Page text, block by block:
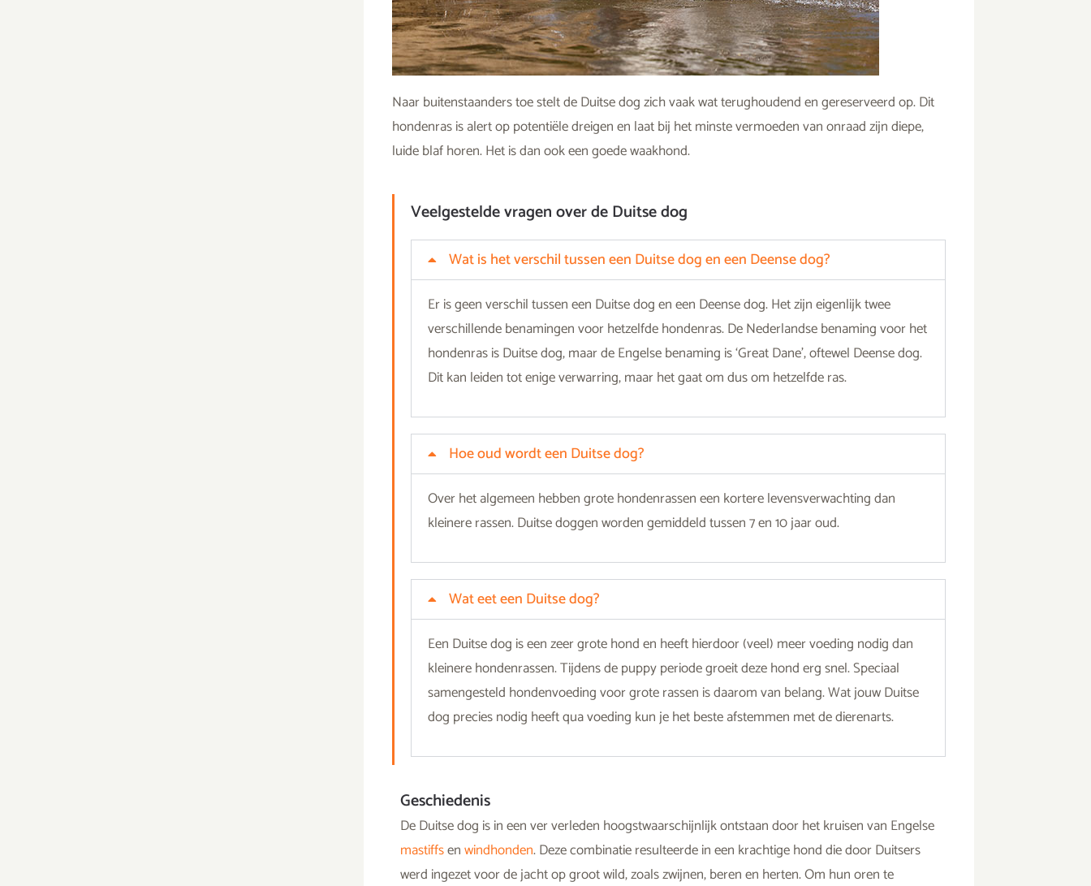
Naar buitenstaanders toe stelt de Duitse dog zich vaak wat terughoudend en gereserveerd op. Dit
hondenras is alert op potentiële dreigen en laat bij het minste vermoeden van onraad zijn diepe,
luide blaf horen. Het is dan ook een goede waakhond.
Veelgestelde vragen over de Duitse dog
Wat is het verschil tussen een Duitse dog en een Deense dog?
Er is geen verschil tussen een Duitse dog en een Deense dog. Hetzijn eigenlijk twee
verschillende benamingen voor hetzelfde hondenras. De Nederlandse benaming voor het
hondenras is Duitse dog, maar de Engelse benaming is ‘Great Dane’, oftewel Deense dog.
Dit kan leiden tot enige verwarring, maar het gaat om dus om hetzelfde ras.
Hoe oud wordt een Duitse dog?
Over het algemeen hebben grote hondenrassen een kortere levensverwachting dan
kleinere rassen. Duitse doggen worden gemiddeld tussen 7 en 10 jaar oud.
Wat eet een Duitse dog?
Een Duitse dog is een zeer grote hond en heeft hierdoor (veel) meer voeding nodig dan
kleinere hondenrassen. Tijdens de puppy periode groeit deze hond erg snel. Speciaal
samengesteld hondenvoeding voor grote rassen is daarom van belang. Wat jouw Duitse
dog precies nodig heeft qua voeding kun je het beste afstemmen met de dierenarts.
Geschiedenis
De Duitse dog is in een ver verleden hoogstwaarschijnlijk ontstaan door het kruisen van Engelse
mastiffsenwindhonden.Deze combinatie resulteerde in een krachtige hond die door Duitsers
werd ingezet voor de jacht op groot wild, zoals zwijnen, beren en herten. Om hun oren te